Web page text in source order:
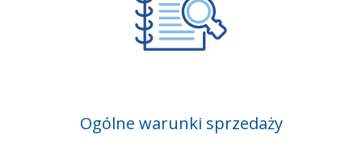
Ogólne warunki sprzedaży